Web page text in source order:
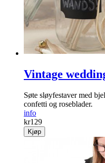
Vintage
Søte sløyfestaver med
confetti og roseblader.
info
kr129
Kjøp